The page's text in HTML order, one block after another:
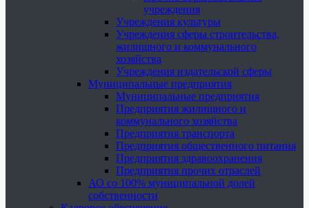
учреждения
Учреждения культуры
Учреждения сферы строительства,
жилищного и коммунального
хозяйства
Учреждения издательской сферы
Муниципальные предприятия
Муниципальные предприятия
Предприятия жилищного и
коммунального хозяйства
Предприятия транспорта
Предприятия общественного питания
Предприятия здравоохранения
Предприятия прочих отраслей
АО со 100% муниципальной долей
собственности